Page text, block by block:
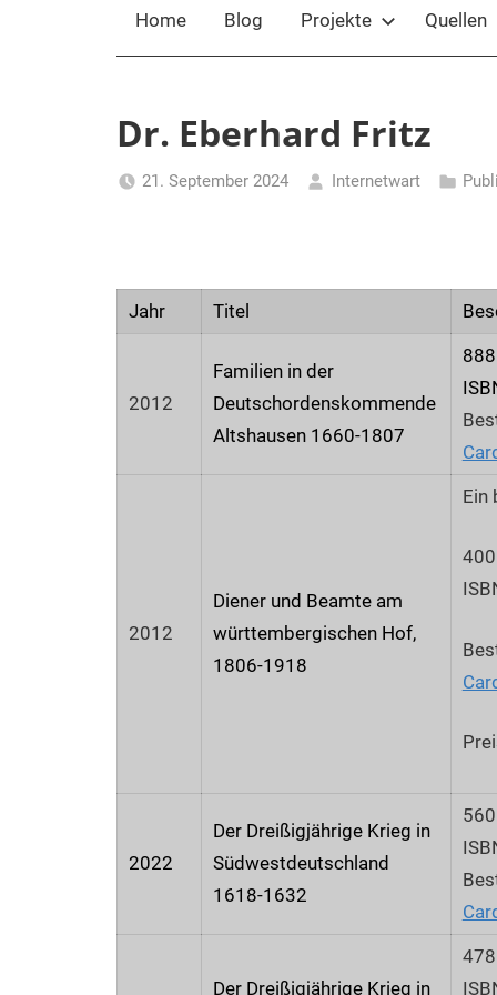
Home Blog Projekte Quellen
Dr. Eberhard Fritz
21. September 2024 Internetwart
Jahr Titel
2012
Familien in der
Deutschordenskommende
Altshausen 1660-1807
2012
Diener und Beamte am
württembergischen Hof,
1806-1918
Ein
2022
Der Dreißigjährige Krieg in
Südwestdeutschland
1618-1632
Der Dreißigjährige Krieg in